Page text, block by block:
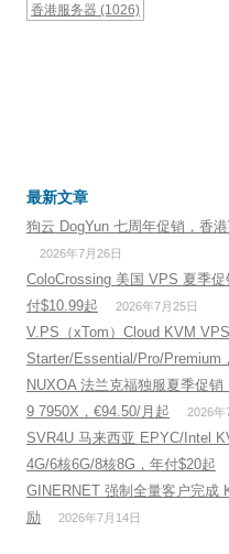
香港服务器 (1026)
最新文章
狗云 DogYun 七周年促销，香
2026年7月26日
ColoCrossing 美国 VPS 夏季
付$10.99起
2026年7月25日
V.PS（xTom）Cloud KVM
Starter/Essential/Pro/Premium
NUXOA 法兰克福独服夏季促
9 7950X，€94.50/月起
2026年
SVR4U 马来西亚 EPYC/Intel
4G/6核6G/8核8G，年付$20起
GINERNET 强制全量客户完成
励
2026年7月14日